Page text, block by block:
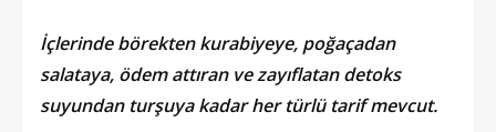
İçlerinde börekten kurabiyeye, poğaçadan
salataya, ödem attıran ve zayıflatan detoks
suyundan turşuya kadar her türlü tarif mevcut.